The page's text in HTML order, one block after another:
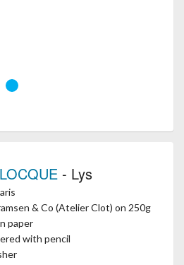
- Lys
& Co (Atelier Clot) on 250g
paper
with pencil